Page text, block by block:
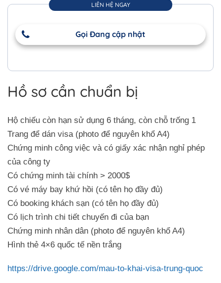
LIÊN HỆ NGAY
Gọi Đang cập nhật
Hồ sơ cần chuẩn bị
Hộ chiếu còn hạn sử dụng 6 tháng, còn chỗ trống 1
Trang để dán visa (photo để nguyên khổ A4)
Chứng minh công việc và có giấy xác nhận nghỉ phép
của công ty
Có chứng minh tài chính > 2000$
Có vé máy bay khứ hồi (có tên họ đầy đủ)
Có booking khách sạn (có tên họ đầy đủ)
Có lịch trình chi tiết chuyến đi của bạn
Chứng minh nhân dân (photo để nguyên khổ A4)
Hình thẻ 4×6 quốc tế nền trắng
https://drive.google.com/mau-to-khai-visa-trung-quoc